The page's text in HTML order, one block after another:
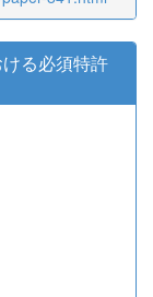
る必須特許